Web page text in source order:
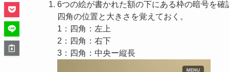
6つの絵が書かれた額の下にある枠の暗号を確
四角の位置と大きさを覚えておく。
1：四角：左上
2：四角：右下
3：四角：中央ー縦長